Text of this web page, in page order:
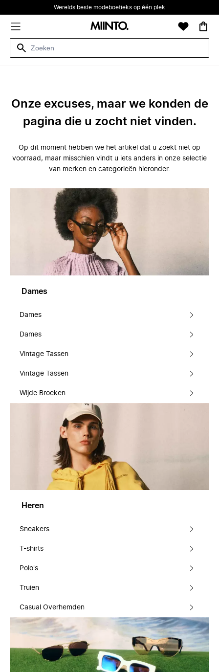
Werelds beste modeboetieks op één plek
Onze excuses, maar we konden de
pagina die u zocht niet vinden.
Op dit moment hebben we het artikel dat u zoekt niet op
voorraad, maar misschien vindt u iets anders in onze selectie
van merken en categorieën hieronder.
Dames
Dames
Dames
Vintage Tassen
Vintage Tassen
Wijde Broeken
Heren
Sneakers
T-shirts
Polo's
Truien
Casual Overhemden